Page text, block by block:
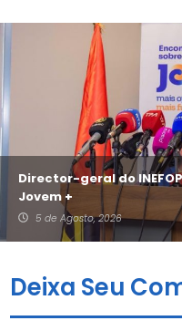
Director-geral do
Jovem +
5 de Agosto, 2026
Deixa Seu